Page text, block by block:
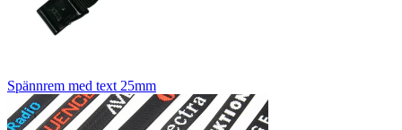
Spännrem med text 25mm